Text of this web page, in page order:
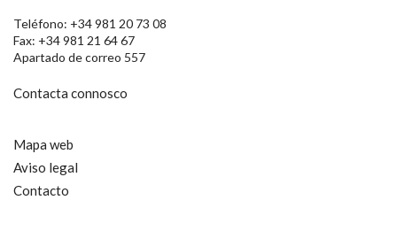
Teléfono: +34 981 20 73 08
Fax: +34 981 21 64 67
Apartado de correo 557
Contacta connosco
Mapa web
Aviso legal
Contacto